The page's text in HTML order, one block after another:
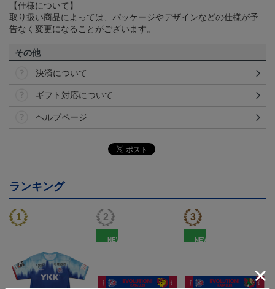
【仕様について】
取り扱い商品によっては、パッケージやデザインなどの仕様が予
告なく変更になることがございます。
その他
決済について
ギフト対応について
ヘルプページ
ランキング
NEW NEW